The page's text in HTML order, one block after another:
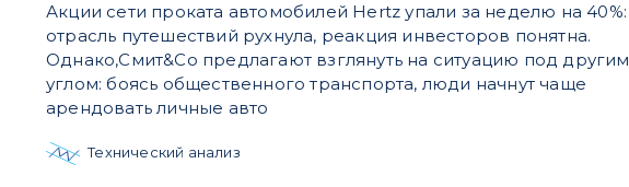
Акции сети проката автомобилей Hertz упали за неделю на 40%:
отрасль путешествий рухнула, реакция инвесторов понятна.
Однако,Смит&Co предлагают взглянуть на ситуацию под другим
углом: боясь общественного транспорта, люди начнут чаще
арендовать личные авто
Технический анализ